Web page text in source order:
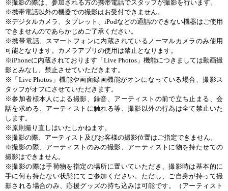
※撮影の際は、参加される方の携帯電話でスタッフが撮影を行います。
※携帯電話以外の機器での撮影はお受付できません。
※デジタルカメラ、タブレット、 iPodなどの通話のできない機器はご使用
できませんのであらかじめご了承ください。
※携帯電話、スマートフォンに内蔵されているノーマルカメラのみ使用
可能となります。カメラアプリの使用は禁止となります。
※iPhoneに内蔵されております「 Live Photos 」機能につきましては動画撮
影とみなし、禁止させていただきます。
※「 Live Photos 」機能や画面録画機能がオンになっている場合、撮影ス
タッフがオフにさせていただきます。
※参加者様本人による撮影、録音、アーティストの前で立ち止まる、会
話を求める、アーティストに触れる等、撮影以外の行為は全て禁止いた
します。
※原則撮り直しはいたしかねます。
※撮影の際、アーティスト及びお客様の撮影位置はご指定できません。
※撮影の際、アーティストのみの撮影、アーティストに物を持たせての
撮影はできません。
※撮影の際は手荷物を指定の場所に置いていただき、撮影時は基本的に
手に何も持たない状態にてご参加ください。ただし、ご自身が持って撮
影される場合のみ、応援グッズの持ち込みは可能です。（アーティスト